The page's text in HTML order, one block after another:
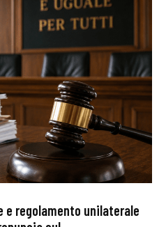
e regolamento unilaterale